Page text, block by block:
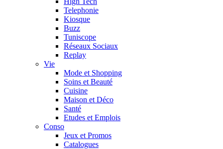
Telephonie
Kiosque
Buzz
Tuniscope
Réseaux Sociaux
Replay
Vie
Mode et Shopping
Soins et Beauté
Cuisine
Maison et Déco
Santé
Etudes et Emplois
Conso
Jeux et Promos
Catalogues